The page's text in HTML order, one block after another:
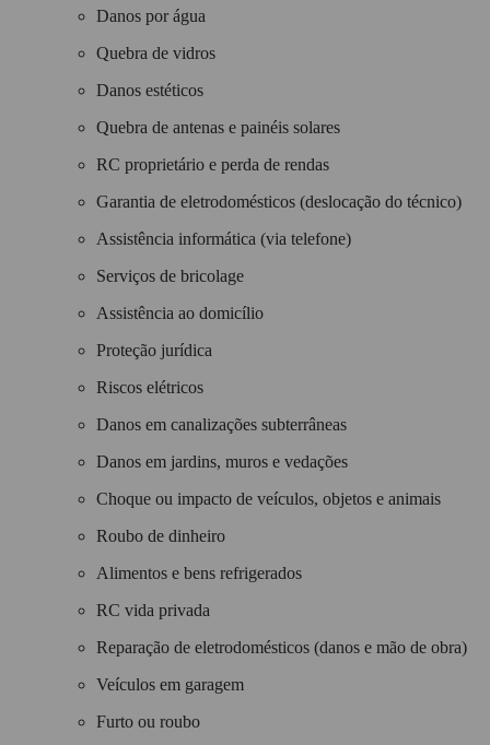
Danos por água
Quebra de vidros
Danos estéticos
Quebra de antenas e painéis solares
RC proprietário e perda de rendas
Garantia de eletrodomésticos (deslocação do técnico)
Assistência informática (via telefone)
Serviços de bricolage
Assistência ao domicílio
Proteção jurídica
Riscos elétricos
Danos em canalizações subterrâneas
Danos em jardins, muros e vedações
Choque ou impacto de veículos, objetos e animais
Roubo de dinheiro
Alimentos e bens refrigerados
RC vida privada
Reparação de eletrodomésticos (danos e mão de obra)
Veículos em garagem
Furto ou roubo